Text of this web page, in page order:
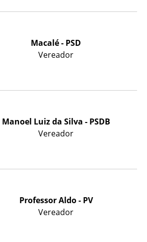
Macalé - PSD
Vereador
Manoel Luiz da Silva - PSDB
Vereador
Professor Aldo - PV
Vereador